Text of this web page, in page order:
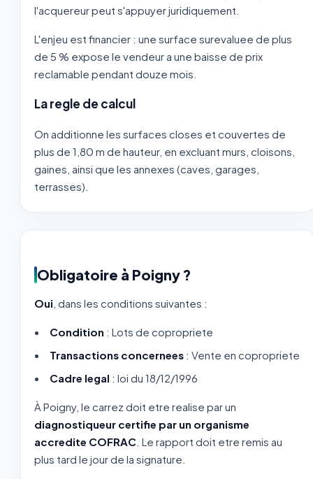
l'acquereur peut s'appuyer juridiquement.
L'enjeu est financier : une surface surevaluee de plus
de 5 % expose le vendeur a une baisse de prix
reclamable pendant douze mois.
La regle de calcul
On additionne les surfaces closes et couvertes de
plus de 1,80 m de hauteur, en excluant murs, cloisons,
gaines, ainsi que les annexes (caves, garages,
terrasses).
Obligatoire à Poigny ?
Oui , dans les conditions suivantes :
Condition : Lots de copropriete
Transactions concernees : Vente en copropriete
Cadre legal : loi du 18/12/1996
À Poigny, le carrez doit etre realise par un
diagnostiqueur certifie par un organisme
accredite COFRAC . Le rapport doit etre remis au
plus tard le jour de la signature.